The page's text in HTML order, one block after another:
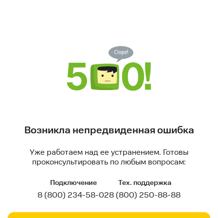
Возникла непредвиденная ошибка
Уже работаем над ее устранением. Готовы
проконсультировать по любым вопросам:
Подключение
8 (800) 234-58-02
Тех. поддержка
8 (800) 250-88-88